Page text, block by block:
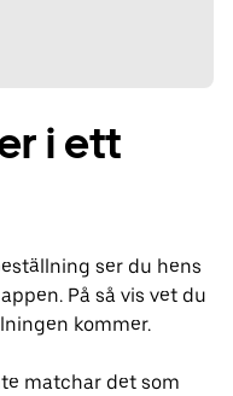
i ett
ser du hens
På så vis vet du
kommer.
matchar det som